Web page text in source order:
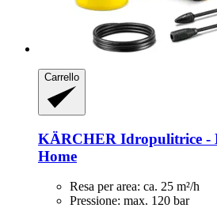
Carrello
KÄRCHER Idropulitrice -​
Home
Resa per area: ca. 25 m²/h
Pressione: max. 120 bar